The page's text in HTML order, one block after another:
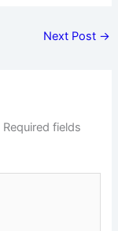
Next Post →
Required fields